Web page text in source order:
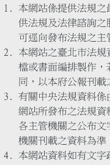
本網站係提供法規
供法規及法律諮詢之
可逕向發布法規之主
本網站之臺北市法
檔或書面編排製作，
同，以本府公報刊載
有關中央法規資料係
網站所發布之法規資
各主管機關之公布文
機關刊載之資料為準
本網站資料如有文字